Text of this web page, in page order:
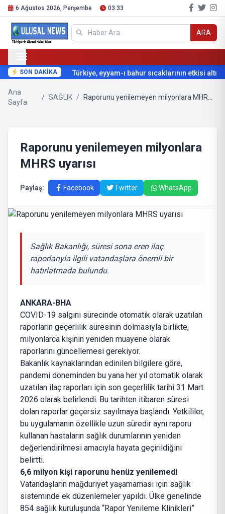
6 Ağustos 2026, Perşembe 03:33
ARA
SON DAKİKA Türkiye, eyyam-ı bahur sıcaklarının etkisi altına
Ana
Sayfa
/ SAĞLIK /
Raporunu yenilemeyen milyonlara
MHRS uyarısı
Paylaş: Facebook Twitter WhatsApp
Sağlık Bakanlığı, süresi sona eren ilaç
raporlarıyla ilgili vatandaşlara önemli bir
hatırlatmada bulundu.
ANKARA-BHA
COVID-19 salgını sürecinde otomatik olarak uzatılan
raporların geçerlilik süresinin dolmasıyla birlikte,
milyonlarca kişinin yeniden muayene olarak
raporlarını güncellemesi gerekiyor.
Bakanlık kaynaklarından edinilen bilgilere göre,
pandemi döneminden bu yana her yıl otomatik olarak
uzatılan ilaç raporları için son geçerlilik tarihi 31 Mart
2026 olarak belirlendi. Bu tarihten itibaren süresi
dolan raporlar geçersiz sayılmaya başlandı. Yetkililer,
bu uygulamanın özellikle uzun süredir aynı raporu
kullanan hastaların sağlık durumlarının yeniden
değerlendirilmesi amacıyla hayata geçirildiğini
belirtti.
6,6 milyon kişi raporunu henüz yenilemedi
Vatandaşların mağduriyet yaşamaması için sağlık
sisteminde ek düzenlemeler yapıldı. Ülke genelinde
854 sağlık kuruluşunda “Rapor Yenileme Klinikleri”